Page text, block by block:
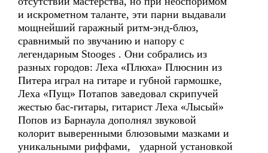
и искрометном таланте, эти парни выдавали
мощнейший гаражный ритм-энд-блюз,
сравнимый по звучанию и напору с
легендарным Stooges . Они собрались из
разных городов: Леха «Плюха» Плюснин из
Питера играл на гитаре и губной гармошке,
Леха «Пущ» Потапов заведовал скрипучей
жестью бас-гитары, гитарист Леха «Лысый»
Попов из Барнаула дополнял звуковой
колорит выверенными блюзовыми мазками и
уникальными риффами, ударной установкой